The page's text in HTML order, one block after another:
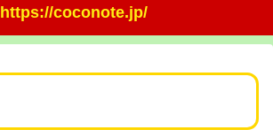
https://coconote.jp/